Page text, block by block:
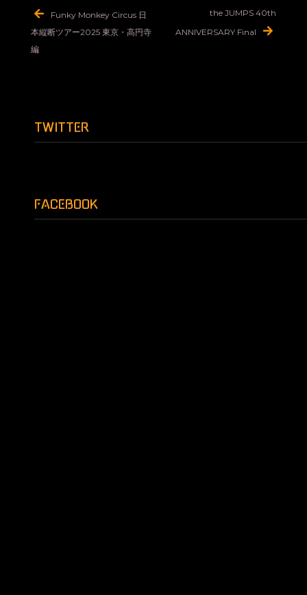
稿
ナ
シ
Funky Monkey Circus 日
本縦断ツアー2025 東京・高円寺
編
the JUMPS 40th
ANNIVERSARY Final
TWITTER
FACEBOOK